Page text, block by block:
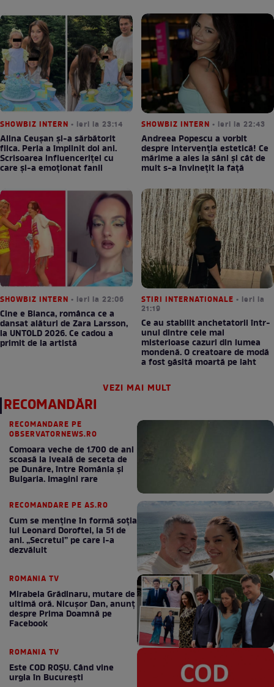
SHOWBIZ INTERN • ieri la 23:14
Alina Ceușan și-a sărbătorit
fiica. Perla a împlinit doi ani.
Scrisoarea influenceriței cu
care și-a emoționat fanii
SHOWBIZ INTERN • ieri la 22:43
Andreea Popescu a vorbit
despre intervenția estetică! Ce
mărime a ales la sâni și cât de
mult s-a învinețit la față
SHOWBIZ INTERN • ieri la 22:06
Cine e Bianca, românca ce a
dansat alături de Zara Larsson,
la UNTOLD 2026. Ce cadou a
primit de la artistă
STIRI INTERNATIONALE • ieri la
21:19
Ce au stabilit anchetatorii într-
unul dintre cele mai
misterioase cazuri din lumea
mondenă. O creatoare de modă
a fost găsită moartă pe iaht
VEZI MAI MULT
RECOMANDĂRI
RECOMANDARE PE
OBSERVATORNEWS.RO
Comoara veche de 1.700 de ani
scoasă la iveală de seceta de
pe Dunăre, între România şi
Bulgaria. Imagini rare
RECOMANDARE PE AS.RO
Cum se menţine în formă soţia
lui Leonard Doroftei, la 51 de
ani. „Secretul” pe care l-a
dezvăluit
ROMANIA TV
Mirabela Grădinaru, mutare de
ultimă oră. Nicuşor Dan, anunţ
despre Prima Doamnă pe
Facebook
ROMANIA TV
Este COD ROŞU. Când vine
urgia în Bucureşti